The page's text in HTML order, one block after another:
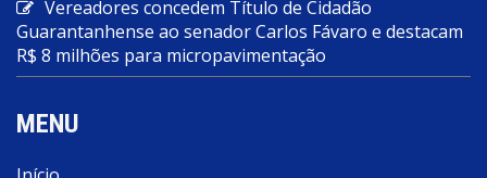
Vereadores concedem Título de Cidadão
Guarantanhense ao senador Carlos Fávaro e destacam
R$ 8 milhões para micropavimentação
MENU